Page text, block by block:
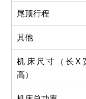
尾顶行程
其他
机床尺寸（长X
高）